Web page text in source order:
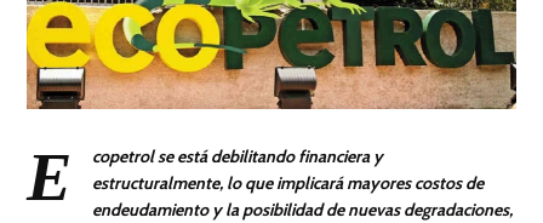
E
copetrol se está debilitando financiera y
estructuralmente, lo que implicará mayores costos de
endeudamiento y la posibilidad de nuevas degradaciones,